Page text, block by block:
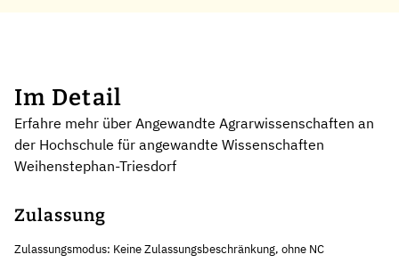
Im Detail
Erfahre mehr über Angewandte Agrarwissenschaften an
der Hochschule für angewandte Wissenschaften
Weihenstephan-Triesdorf
Zulassung
Zulassungsmodus: Keine Zulassungsbeschränkung, ohne NC